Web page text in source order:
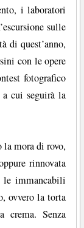
i laboratori
sulle
di quest’anno,
con le opere
fotografico
cui seguirà la
la mora di rovo,
rinnovata
immancabili
ovvero la torta
Senza